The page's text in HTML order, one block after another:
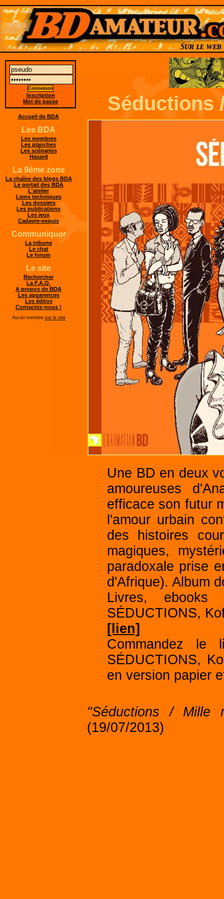
Séductions
Une BD en deux
amoureuses
efficace son futur
l'amour urbain
des histoires
magiques,
paradoxale prise
d'Afrique). Album
Livres, ebooks
SÉDUCTIONS,
[lien]
Commandez le
SÉDUCTIONS,
en version papier
"Séductions / Mille
(19/07/2013)
Inscription
Mot de passe
Accueil de BDA
Les BDA
Les membres
Les planches
Les scénarios
Hasard
La 9ème zone
La chaîne des blogs BDA
Le portail des BDA
L'atelier
Liens techniques
Les dossiers
Les publications
Les jeux
Cadavre-exquis
Communiquer
La tribune
Le chat
Le forum
Le site
Rechercher
La F.A.Q.
A propos de BDA
Les apparences
Les éditos
Contactez-nous !
Aucun membre sur le site